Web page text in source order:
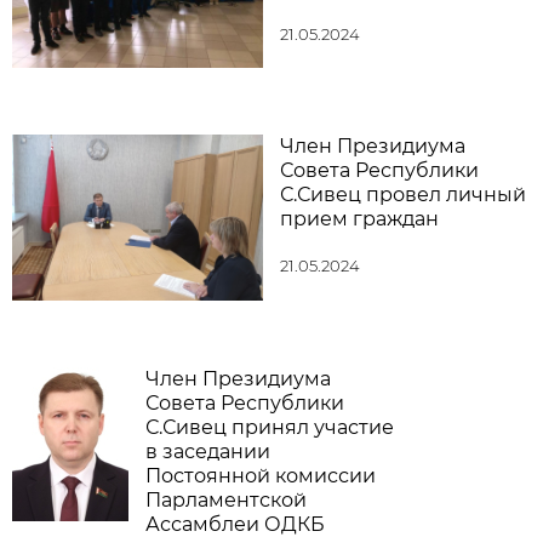
21.05.2024
Член Президиума
Совета Республики
С.Сивец провел личный
прием граждан
21.05.2024
Член Президиума
Совета Республики
С.Сивец принял участие
в заседании
Постоянной комиссии
Парламентской
Ассамблеи ОДКБ